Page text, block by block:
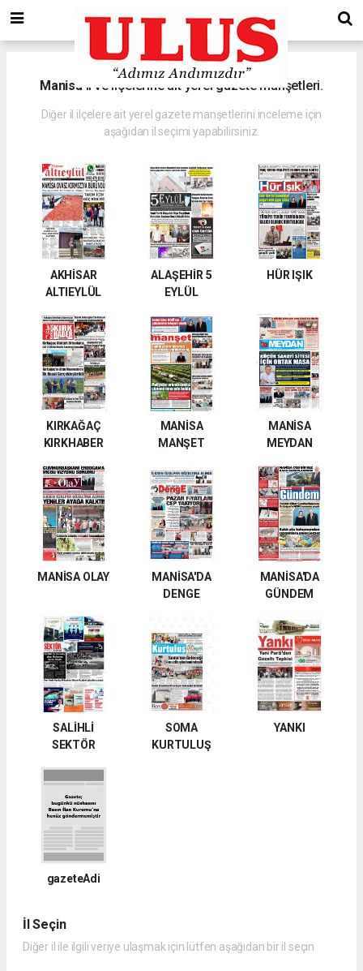
Manisail ve ilçelerine ait yerel gazete manşetleri.
Diğer il ilçelere ait yerel gazete manşetlerini inceleme için
aşağıdan il seçimi yapabilirsiniz.
AKHİSAR
ALTIEYLÜL
ALAŞEHİR 5
EYLÜL
HÜR IŞIK
KIRKAĞAÇ
KIRKHABER
MANİSA
MANŞET
MANİSA
MEYDAN
MANİSA OLAY
MANİSA'DA
DENGE
MANİSA'DA
GÜNDEM
SALİHLİ
SEKTÖR
SOMA
KURTULUŞ
YANKI
gazeteAdi
İl Seçin
Diğer il ile ilgili veriye ulaşmak için lütfen aşağıdan bir il seçin